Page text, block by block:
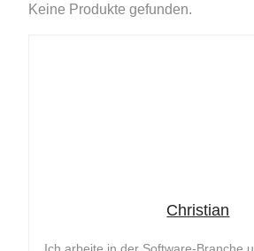
Keine Produkte gefunden.
Christian
Ich arbeite in der Software-Branche